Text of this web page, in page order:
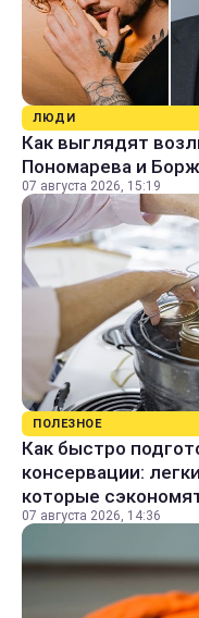
ЛЮДИ
Как выглядят
Пономарева и
07 августа 2026, 15:19
ПОЛЕЗНОЕ
Как быстро
консервации:
которые
07 августа 2026, 14:36